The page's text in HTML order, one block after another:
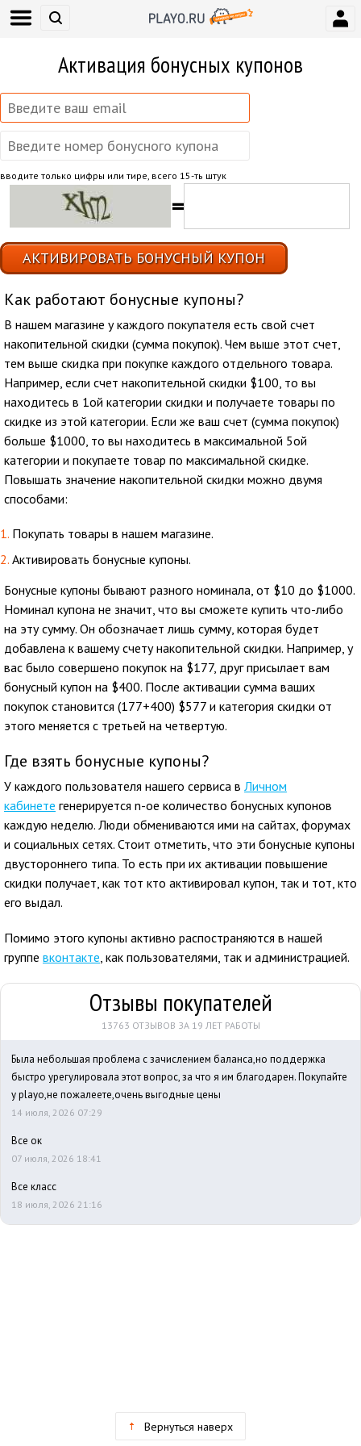
Активация бонусных купонов
вводите только цифры или тире, всего 15-ть штук
=
АКТИВИРОВАТЬ БОНУСНЫЙ КУПОН
Как работают бонусные купоны?
В нашем магазине у каждого покупателя есть свой счет
накопительной скидки (сумма покупок). Чем выше этот счет,
тем выше скидка при покупке каждого отдельного товара.
Например, если счет накопительной скидки $100, то вы
находитесь в 1ой категории скидки и получаете товары по
скидке из этой категории. Если же ваш счет (сумма покупок)
больше $1000, то вы находитесь в максимальной 5ой
категории и покупаете товар по максимальной скидке.
Повышать значение накопительной скидки можно двумя
способами:
Покупать товары в нашем магазине.
Активировать бонусные купоны.
Бонусные купоны бывают разного номинала, от $10 до $1000.
Номинал купона не значит, что вы сможете купить что-либо
на эту сумму. Он обозначает лишь сумму, которая будет
добавлена к вашему счету накопительной скидки. Например, у
вас было совершено покупок на $177, друг присылает вам
бонусный купон на $400. После активации сумма ваших
покупок становится (177+400) $577 и категория скидки от
этого меняется с третьей на четвертую.
Где взять бонусные купоны?
У каждого пользователя нашего сервиса в Личном
кабинете генерируется n-ое количество бонусных купонов
каждую неделю. Люди обмениваются ими на сайтах, форумах
и социальных сетях. Стоит отметить, что эти бонусные купоны
двустороннего типа. То есть при их активации повышение
скидки получает, как тот кто активировал купон, так и тот, кто
его выдал.
Помимо этого купоны активно распостраняются в нашей
группе вконтакте, как пользователями, так и администрацией.
Отзывы покупателей
13763 ОТЗЫВОВ ЗА 19 ЛЕТ РАБОТЫ
Была небольшая проблема с зачислением баланса,но поддержка
быстро урегулировала этот вопрос, за что я им благодарен. Покупайте
у playo,не пожалеете,очень выгодные цены
14 июля, 2026 07:29
Все ок
07 июля, 2026 18:41
Все класс
18 июля, 2026 21:16
Вернуться наверх